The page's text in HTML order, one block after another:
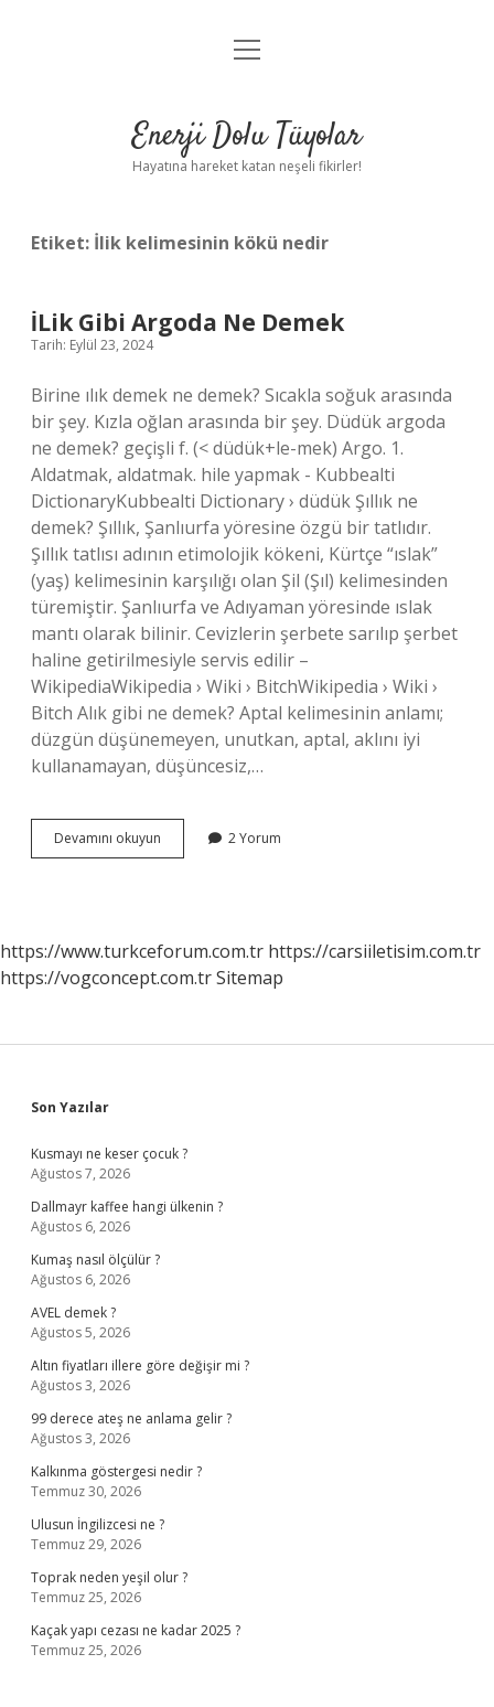
Anasayfa
Yasal Uyarı
menüyü
Enerji Dolu Tüyolar
Hayatına hareket katan neşeli fikirler!
Etiket: İlik kelimesinin kökü nedir
İLik Gibi Argoda Ne Demek
Tarih: Eylül 23, 2024
Birine ılık demek ne demek? Sıcakla soğuk arasında
bir şey. Kızla oğlan arasında bir şey. Düdük argoda
ne demek? geçişli f. (< düdük+le-mek) Argo. 1.
Aldatmak, aldatmak. hile yapmak - Kubbealti
DictionaryKubbealti Dictionary › düdük Şıllık ne
demek? Şıllık, Şanlıurfa yöresine özgü bir tatlıdır.
Şıllık tatlısı adının etimolojik kökeni, Kürtçe “ıslak”
(yaş) kelimesinin karşılığı olan Şil (Şıl) kelimesinden
türemiştir. Şanlıurfa ve Adıyaman yöresinde ıslak
mantı olarak bilinir. Cevizlerin şerbete sarılıp şerbet
haline getirilmesiyle servis edilir –
WikipediaWikipedia › Wiki › BitchWikipedia › Wiki ›
Bitch Alık gibi ne demek? Aptal kelimesinin anlamı;
düzgün düşünemeyen, unutkan, aptal, aklını iyi
kullanamayan, düşüncesiz,…
Devamını okuyun
Gibi
2 Yorum
https://www.turkceforum.com.tr https://carsiiletisim.com.tr
https://vogconcept.com.trSitemap
Sidebar
Son Yazılar
Kusmayı ne keser çocuk ?
Ağustos 7, 2026
Dallmayr kaffee hangi ülkenin ?
Ağustos 6, 2026
Kumaş nasıl ölçülür ?
Ağustos 6, 2026
AVEL demek ?
Ağustos 5, 2026
Altın fiyatları illere göre değişir mi ?
Ağustos 3, 2026
99 derece ateş ne anlama gelir ?
Ağustos 3, 2026
Kalkınma göstergesi nedir ?
Temmuz 30, 2026
Ulusun İngilizcesi ne ?
Temmuz 29, 2026
Toprak neden yeşil olur ?
Temmuz 25, 2026
Kaçak yapı cezası ne kadar 2025 ?
Temmuz 25, 2026